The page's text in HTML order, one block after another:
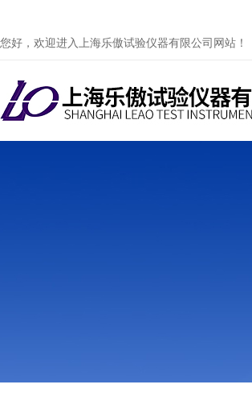
您好，欢迎进入上海乐傲试验仪器有限公司网站！